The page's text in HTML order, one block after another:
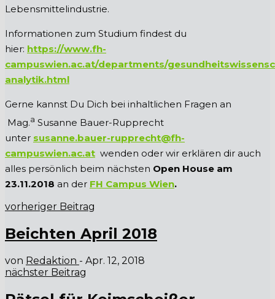
Lebensmittelindustrie.
Informationen zum Studium findest du
hier: https://www.fh-
campuswien.ac.at/departments/
analytik.html
Gerne kannst Du Dich bei inhaltlichen Fragen an
Mag.a Susanne Bauer-Rupprecht
unter susanne.bauer-rupprecht@fh-
campuswien.ac.at wenden oder wir erklären dir auch
alles persönlich beim nächsten Open House am
23.11.2018 an der FH Campus Wien.
vorheriger Beitrag
Beichten April 2018
von Redaktion - Apr. 12, 2018
nächster Beitrag